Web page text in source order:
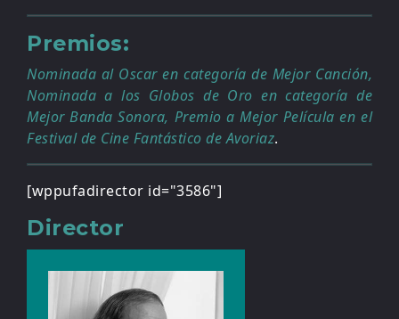
Premios:
Nominada al Oscar en categoría de Mejor Canción,
Nominada a los Globos de Oro en categoría de
Mejor Banda Sonora, Premio a Mejor Película en el
Festival de Cine Fantástico de Avoriaz.
[wppufadirector id="3586"]
Director